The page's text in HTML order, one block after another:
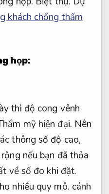
khách chống thấm
họp:
thì độ cong vênh
mỹ hiện đại. Nên
thông số độ cao,
nếu bạn đã thỏa
về số đo khi đặt.
nhiều quy mô. cánh